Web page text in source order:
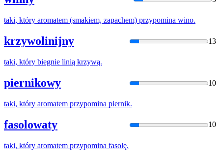
taki, który aromatem (smakiem, zapachem) przypomina wino.
krzywolinijny 13
taki, który biegnie linią krzywą.
piernikowy 10
taki, który aromatem przypomina piernik.
fasolowaty 10
taki, który aromatem przypomina fasolę.